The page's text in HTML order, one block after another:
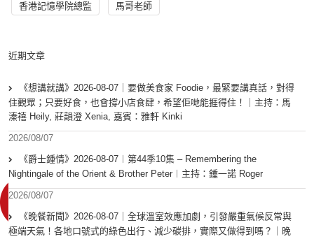
香港記憶學院總監 馬哥老師
近期文章
《想講就講》2026-08-07｜要做美食家 Foodie，最緊要講真話，對得
住觀眾；只要好食，也會撐小店食肆，希望佢哋能捱得住！｜主持：馬
溱禧 Heily, 莊韻澄 Xenia, 嘉賓：雅軒 Kinki
2026/08/07
《爵士鍾情》2026-08-07︱第44季10集 – Remembering the
Nightingale of the Orient & Brother Peter︱主持：鍾一諾 Roger
2026/08/07
《晚餐新聞》2026-08-07｜全球溫室效應加劇，引發嚴重氣候反常與
極端天氣！各地口號式的綠色出行、減少碳排，實際又做得到嗎？｜晚